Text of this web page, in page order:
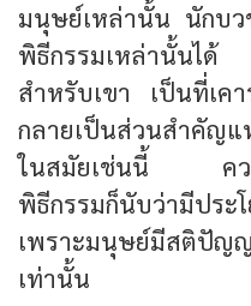
มนุษย์เหล่านั้น นักบว
พิธีกรรมเหล่านั้นไ
สำหรับเขา เป็นที่เค
กลายเป็นส่วนสำคัญ
ในสมัยเช่นนี้ ความ
พิธีกรรมก็นับว่ามีประ
เพราะมนุษย์มีสติปัญญ
เท่านั้น